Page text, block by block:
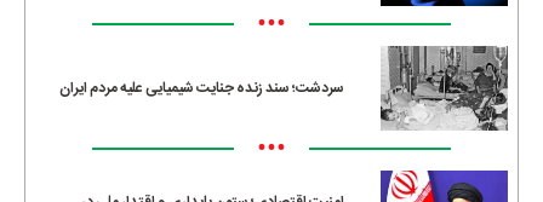
•••
سردشت؛ سند زنده جنایت شیمیایی علیه مردم ایران
•••